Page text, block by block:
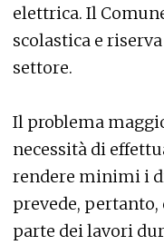
elettrica. Il
scolastica e
settore.
Il problema
necessità di
rendere minimi i
prevede,
parte dei lavori